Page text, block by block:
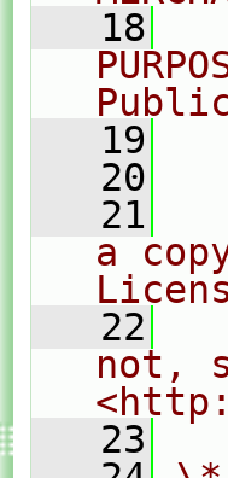
   18
   19
   20
   21
a
   22
not,
   23